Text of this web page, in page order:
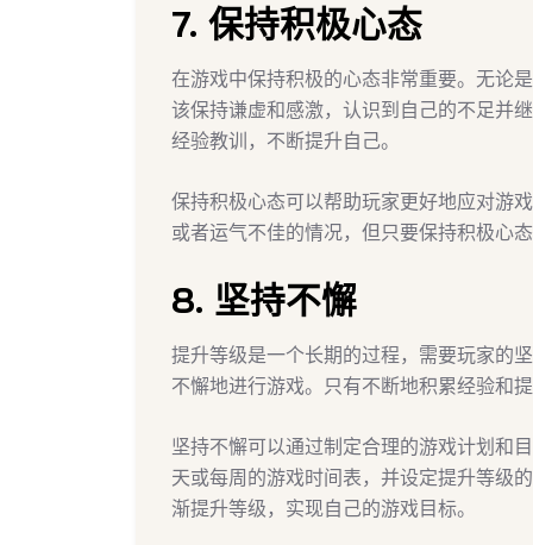
7. 保持积极心态
在游戏中保持积极的心态非常重要。无论
该保持谦虚和感激，认识到自己的不足并
经验教训，不断提升自己。
保持积极心态可以帮助玩家更好地应对游
或者运气不佳的情况，但只要保持积极心
8. 坚持不懈
提升等级是一个长期的过程，需要玩家的
不懈地进行游戏。只有不断地积累经验和
坚持不懈可以通过制定合理的游戏计划和
天或每周的游戏时间表，并设定提升等级
渐提升等级，实现自己的游戏目标。